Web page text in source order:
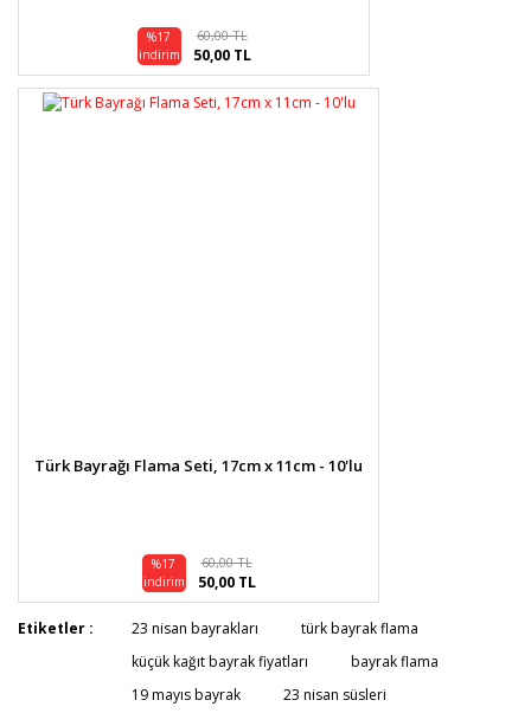
%17
indirim
60,00 TL
50,00 TL
Türk Bayrağı Flama Seti, 17cm x 11cm - 10'lu
%17
indirim
60,00 TL
50,00 TL
Etiketler : 23 nisan bayrakları
türk bayrak flama
küçük kağıt bayrak fiyatları
bayrak flama
19 mayıs bayrak
23 nisan süsleri